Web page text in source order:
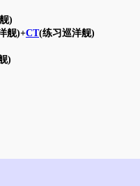
)
舰)+CT(练习巡洋舰)
)